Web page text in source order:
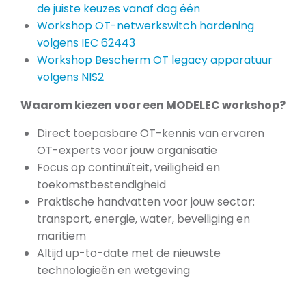
de juiste keuzes vanaf dag één
Workshop OT-netwerkswitch hardening
volgens IEC 62443
Workshop Bescherm OT legacy apparatuur
volgens NIS2
Waarom kiezen voor een MODELEC workshop?
Direct toepasbare OT-kennis van ervaren
OT-experts voor jouw organisatie
Focus op continuïteit, veiligheid en
toekomstbestendigheid
Praktische handvatten voor jouw sector:
transport, energie, water, beveiliging en
maritiem
Altijd up-to-date met de nieuwste
technologieën en wetgeving